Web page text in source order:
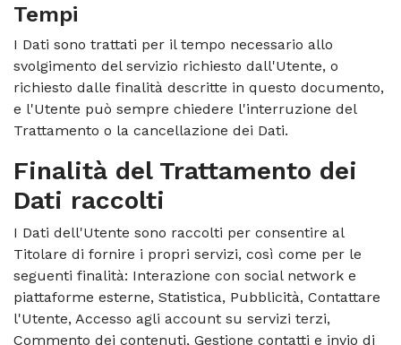
Tempi
I Dati sono trattati per il tempo necessario allo
svolgimento del servizio richiesto dall'Utente, o
richiesto dalle finalità descritte in questo documento,
e l'Utente può sempre chiedere l'interruzione del
Trattamento o la cancellazione dei Dati.
Finalità del Trattamento dei
Dati raccolti
I Dati dell'Utente sono raccolti per consentire al
Titolare di fornire i propri servizi, così come per le
seguenti finalità: Interazione con social network e
piattaforme esterne, Statistica, Pubblicità, Contattare
l'Utente, Accesso agli account su servizi terzi,
Commento dei contenuti, Gestione contatti e invio di